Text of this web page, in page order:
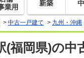
業用
新築
> 中古一戸建て > 九州・沖縄
(福岡県)の中